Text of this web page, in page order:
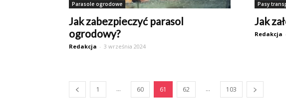
Parasole ogrodowe
Jak zabezpieczyć parasol
ogrodowy?
Redakcja - 3 września 2024
Pasy
Jak
Redakcja -
1 ... 60 61 62 ... 103